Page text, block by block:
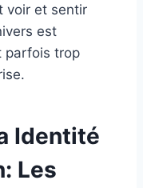
voir et sentir
est
parfois trop
Identité
Les